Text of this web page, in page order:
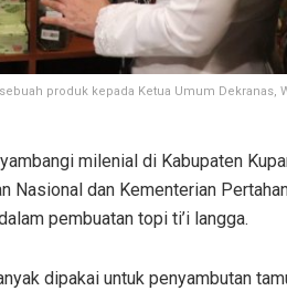
produk kepada Ketua Umum Dekranas,
milenial di Kabupaten
Nasional dan Kementerian
pembuatan topi ti’i langga.
dipakai untuk penyambutan